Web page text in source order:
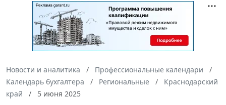
Новости и аналитика
Профессиональные календари
Календарь бухгалтера
Региональные
Краснодарский
край
5 июня 2025